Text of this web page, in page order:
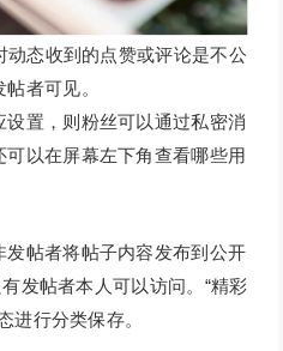
态收到的点赞或评论是不公
者可见。
置，则粉丝可以通过私密消
以在屏幕左下角查看哪些用
帖者将帖子内容发布到公开
发帖者本人可以访问。“精彩
进行分类保存。